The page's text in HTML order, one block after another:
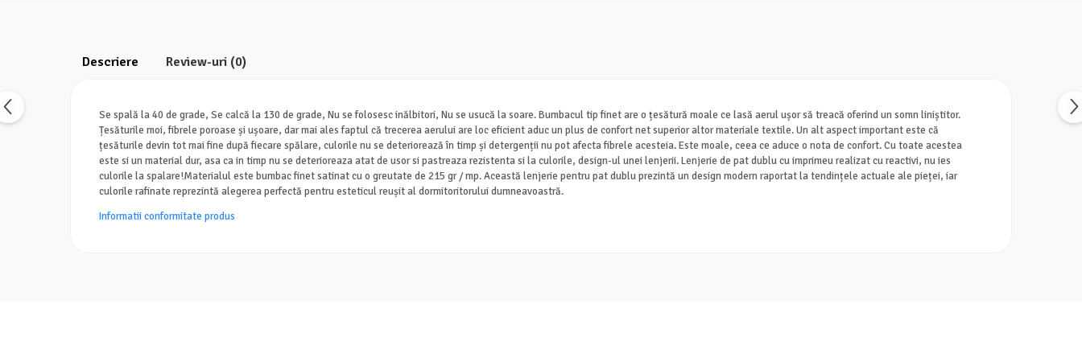
Descriere Review-uri (0)
Se spală la 40 de grade, Se calcă la 130 de grade, Nu se folosesc inălbitori, Nu se usucă la soare. Bumbacul tip finet are o țesătură moale ce lasă aerul ușor să treacă oferind un somn liniștitor.
Țesăturile moi, fibrele poroase și ușoare, dar mai ales faptul că trecerea aerului are loc eficient aduc un plus de confort net superior altor materiale textile. Un alt aspect important este că
țesăturile devin tot mai fine după fiecare spălare, culorile nu se deteriorează în timp și detergenții nu pot afecta fibrele acesteia. Este moale, ceea ce aduce o nota de confort. Cu toate acestea
este si un material dur, asa ca in timp nu se deterioreaza atat de usor si pastreaza rezistenta si la culorile, design-ul unei lenjerii. Lenjerie de pat dublu cu imprimeu realizat cu reactivi, nu ies
culorile la spalare!Materialul este bumbac finet satinat cu o greutate de 215 gr / mp. Această lenjerie pentru pat dublu prezintă un design modern raportat la tendințele actuale ale pieței, iar
culorile rafinate reprezintă alegerea perfectă pentru esteticul reușit al dormitoritorului dumneavoastră.
Informatii conformitate produs